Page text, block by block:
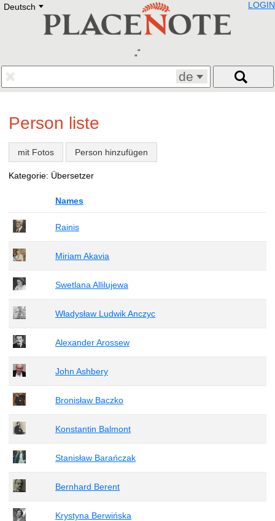
Deutsch E
Deutsch
Francais
Polski
Eestikeelne
LOGIN
de
Person liste
mit Fotos Person hinzufügen
Kategorie: Übersetzer
Names
Rainis
Miriam Akavia
Swetlana Allilujewa
Władysław Ludwik Anczyc
Alexander Arossew
John Ashbery
Bronisław Baczko
Konstantin Balmont
Stanisław Barańczak
Bernhard Berent
Krystyna Berwińska